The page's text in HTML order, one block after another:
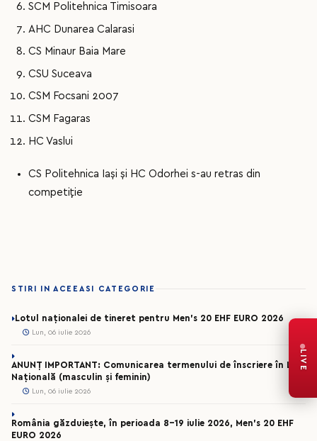
SCM Politehnica Timisoara
AHC Dunarea Calarasi
CS Minaur Baia Mare
CSU Suceava
CSM Focsani 2007
CSM Fagaras
HC Vaslui
CS Politehnica Iași și HC Odorhei s-au retras din
competiție
STIRI IN ACEEASI CATEGORIE
Lotul naționalei de tineret pentru Men’s 20 EHF EURO 2026
Lun, 06 iulie 2026
ANUNȚ IMPORTANT: Comunicarea termenului de înscriere în Liga
Națională (masculin și feminin)
Lun, 06 iulie 2026
România găzduiește, în perioada 8-19 iulie 2026, Men’s 20 EHF
EURO 2026
LIVE